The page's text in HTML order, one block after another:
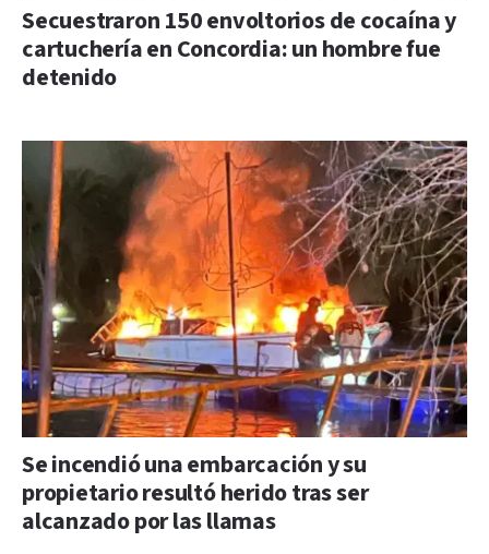
Secuestraron 150 envoltorios de cocaína y
cartuchería en Concordia: un hombre fue
detenido
Se incendió una embarcación y su
propietario resultó herido tras ser
alcanzado por las llamas